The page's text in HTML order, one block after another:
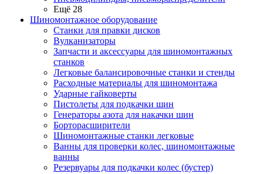
Ещё 28
Шиномонтажное оборудование
Станки для правки дисков
Вулканизаторы
Запчасти и аксессуары для шиномонтажных
станков
Легковые балансировочные станки и стенды
Расходные материалы для шиномонтажа
Ударные гайковерты
Пистолеты для подкачки шин
Генераторы азота для накачки шин
Борторасширители
Шиномонтажные станки легковые
Ванны для проверки колес, шиномонтажные
ванны
Резервуары для подкачки колес (бустер)